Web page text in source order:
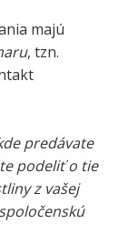
majú
, tzn.
predávate
podeliť o tie
z vašej